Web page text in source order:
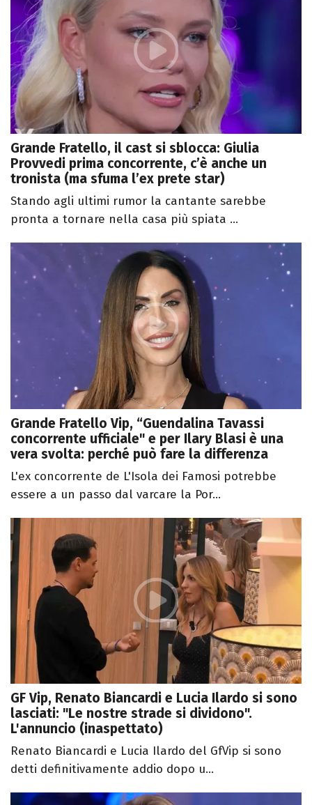
Grande Fratello, il cast si sblocca: Giulia
Provvedi prima concorrente, c’è anche un
tronista (ma sfuma l’ex prete star)
Stando agli ultimi rumor la cantante sarebbe
pronta a tornare nella casa più spiata ...
Grande Fratello Vip, “Guendalina Tavassi
concorrente ufficiale" e per Ilary Blasi è una
vera svolta: perché può fare la differenza
L'ex concorrente de L'Isola dei Famosi potrebbe
essere a un passo dal varcare la Por...
GF Vip, Renato Biancardi e Lucia Ilardo si sono
lasciati: "Le nostre strade si dividono".
L'annuncio (inaspettato)
Renato Biancardi e Lucia Ilardo del GfVip si sono
detti definitivamente addio dopo u...